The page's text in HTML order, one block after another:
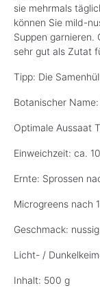
sie mehrmals
können Sie mild-
Suppen garnieren.
sehr gut als Zutat
Tipp: Die
Botanischer
Optimale Aussaat
Einweichzeit: ca.
Ernte: Sprossen
Microgreens nach
Geschmack:
Licht- /
Inhalt: 500 g